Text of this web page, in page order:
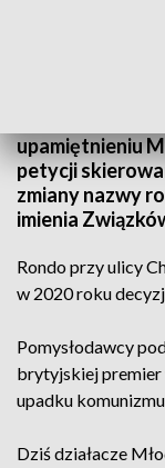
upamiętnieniu
petycji
zmiany nazwy
imienia
Rondo przy ulicy
w 2020 roku
Pomysłodawcy
brytyjskiej premier
upadku
Dziś działacze